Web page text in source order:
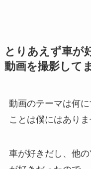
とりあえず車が
動画を撮影して
動画のテーマは何
ことは僕にはありま
車が好きだし、他